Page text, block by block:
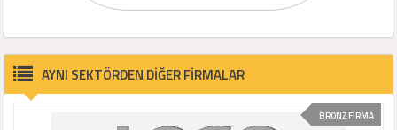
AYNI SEKTÖRDEN DİĞER FİRMALAR
BRONZ FİRMA